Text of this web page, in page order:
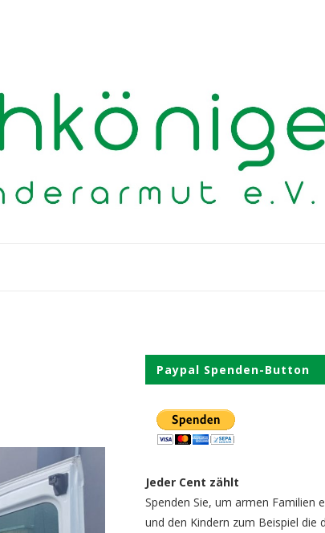
Paypal Spenden-Button
Jeder Cent zählt
Spenden Sie, um armen Familien
und den Kindern zum Beispiel die